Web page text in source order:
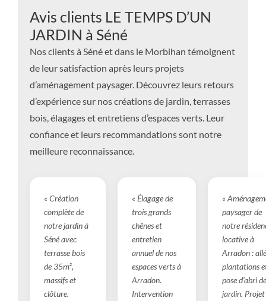
Avis clients LE TEMPS D’UN
JARDIN à Séné
Nos clients à Séné et dans le Morbihan témoignent
de leur satisfaction après leurs projets
d’aménagement paysager. Découvrez leurs retours
d’expérience sur nos créations de jardin, terrasses
bois, élagages et entretiens d’espaces verts. Leur
confiance et leurs recommandations sont notre
meilleure reconnaissance.
« Création
complète de
notre jardin à
Séné avec
terrasse bois
de 35m²,
massifs et
clôture.
« Élagage de
trois grands
chênes et
entretien
annuel de nos
espaces verts à
Arradon.
Intervention
«
paysager de
notre
locative à
Arradon :
plantations
pose d’abri de
jardin. Projet